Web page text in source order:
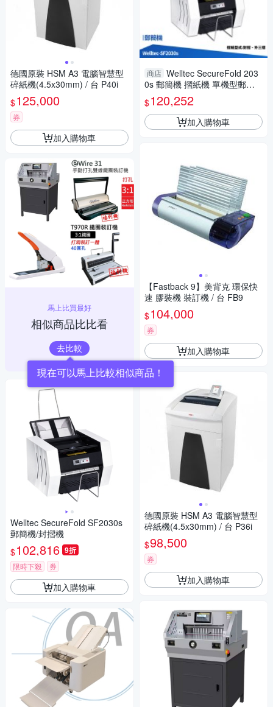
德國原裝 HSM A3 電腦智慧型
碎紙機(4.5x30mm) / 台 P40i
$125,000
券
加入購物車
馬上比買最好
相似商品比比看
去比較
現在可以馬上比較相似商品！
Welltec SecureFold SF2030s
郵簡機/封摺機
$102,816 9折
限時下殺 券
加入購物車
商店 Welltec SecureFold 203
0s 郵簡機 摺紙機 單機型郵簡
機 封折機 封摺機 SF2030s
$120,252
加入購物車
【Fastback 9】美背克 環保快
速 膠裝機 裝訂機 / 台 FB9
$104,000
券
加入購物車
德國原裝 HSM A3 電腦智慧型
碎紙機(4.5x30mm) / 台 P36i
$98,500
券
加入購物車